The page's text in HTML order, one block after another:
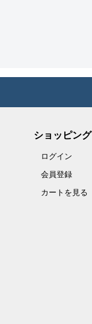
ショッピング
ログイン
会員登録
カートを見る